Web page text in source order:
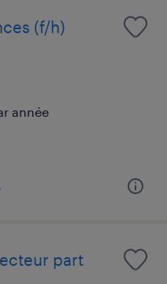
(f/h)
année
part